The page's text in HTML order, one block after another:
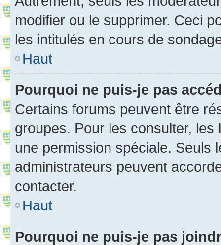
modifier ou le supprimer. Ceci
les intitulés en cours de
Haut
Pourquoi ne puis-je pas
Certains forums peuvent être
groupes. Pour les consulter,
une permission spéciale. Seuls
administrateurs peuvent
contacter.
Haut
Pourquoi ne puis-je pas